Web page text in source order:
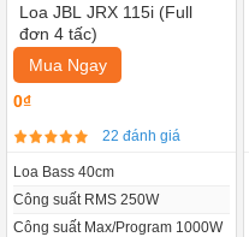
Loa JBL JRX 115i (Full
đơn 4 tấc)
Mua Ngay
0₫
22 đánh giá
Loa Bass 40cm
Công suất RMS 250W
Công suất Max/Program 1000W